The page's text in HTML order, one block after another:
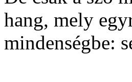
hang, mely
mindenségbe: